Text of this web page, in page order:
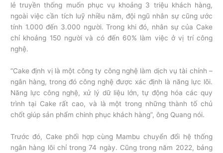
lẻ truyền thống muốn phục vụ khoảng 3 triệu khách hàng,
ngoài việc cần tích luỹ nhiều năm, đội ngũ nhân sự cũng ước
tính 1.000 đến 3.000 người. Trong khi đó, nhân sự của Cake
chỉ khoảng 150 người và có đến 60% làm việc ở vị trí công
nghệ.
“Cake định vị là một công ty công nghệ làm dịch vụ tài chính –
ngân hàng, trong đó công nghệ được xác định là năng lực lõi.
Năng lực công nghệ, xử lý dữ liệu lớn, tự động hóa các quy
trình tại Cake rất cao, và là một trong những thành tố chủ
chốt giúp sản phẩm chinh phục khách hàng”, ông Quang nói.
Trước đó, Cake phối hợp cùng Mambu chuyển đổi hệ thống
ngân hàng lõi chỉ trong 74 ngày. Cũng trong năm 2022, bảng